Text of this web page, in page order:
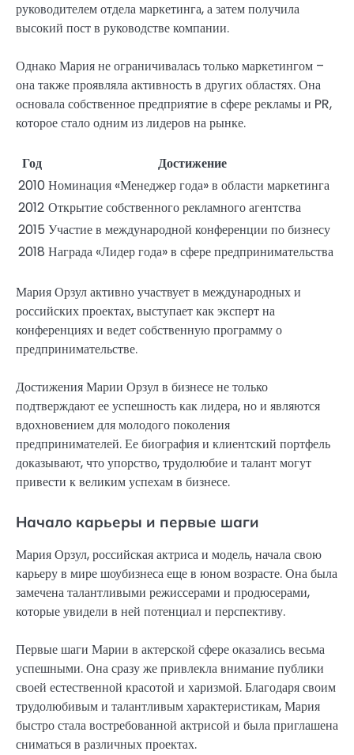
руководителем отдела маркетинга, а затем получила
высокий пост в руководстве компании.
Однако Мария не ограничивалась только маркетингом –
она также проявляла активность в других областях. Она
основала собственное предприятие в сфере рекламы и PR,
которое стало одним из лидеров на рынке.
Год
Достижение
2010Номинация «Менеджер года» в области маркетинга
2012 Открытие собственного рекламного агентства
2015 Участие в международной конференции по бизнесу
2018 Награда «Лидер года» в сфере предпринимательства
Мария Орзул активно участвует в международных и
российских проектах, выступает как эксперт на
конференциях и ведет собственную программу о
предпринимательстве.
Достижения Марии Орзул в бизнесе не только
подтверждают ее успешность как лидера, но и являются
вдохновением для молодого поколения
предпринимателей. Ее биография и клиентский портфель
доказывают, что упорство, трудолюбие и талант могут
привести к великим успехам в бизнесе.
Начало карьеры и первые шаги
Мария Орзул, российская актриса и модель, начала свою
карьеру в мире шоубизнеса еще в юном возрасте. Она была
замечена талантливыми режиссерами и продюсерами,
которые увидели в ней потенциал и перспективу.
Первые шаги Марии в актерской сфере оказались весьма
успешными. Она сразу же привлекла внимание публики
своей естественной красотой и харизмой. Благодаря своим
трудолюбивым и талантливым характеристикам, Мария
быстро стала востребованной актрисой и была приглашена
сниматься в различных проектах.